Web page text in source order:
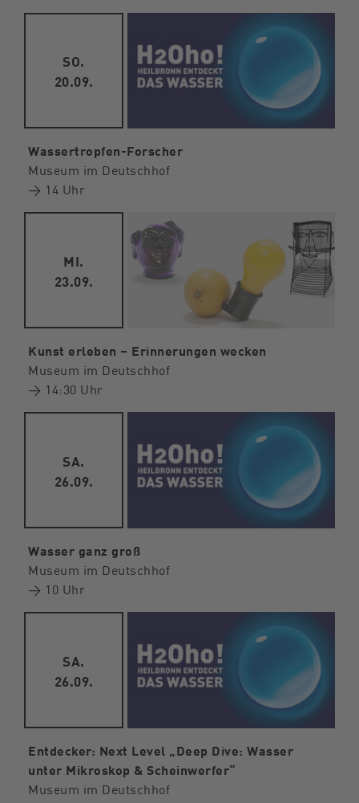
SO.
20.09.
Wassertropfen-Forscher
Museum im Deutschhof
→ 14 Uhr
MI.
23.09.
Kunst erleben – Erinnerungen wecken
Museum im Deutschhof
→ 14:30 Uhr
SA.
26.09.
Wasser ganz groß
Museum im Deutschhof
→ 10 Uhr
SA.
26.09.
Entdecker: Next Level „Deep Dive: Wasser
unter Mikroskop & Scheinwerfer“
Museum im Deutschhof